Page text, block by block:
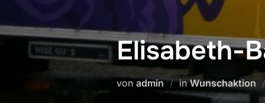
Elisabeth-
von admin inWunschaktion